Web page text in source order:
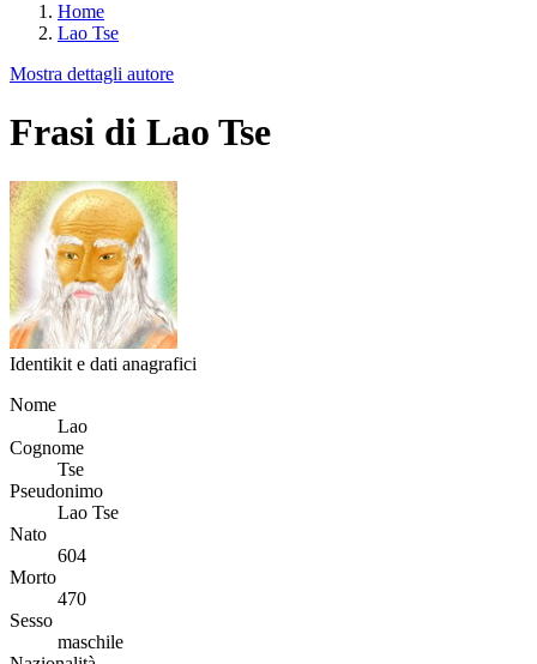
Home
Lao Tse
Mostra dettagli autore
Frasi di Lao Tse
Identikit e dati anagrafici
Nome
Lao
Cognome
Tse
Pseudonimo
Lao Tse
Nato
604
Morto
470
Sesso
maschile